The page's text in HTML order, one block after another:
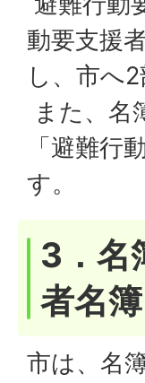
動要支援
し、市へ2
また、名
「避難行
す。
3．名
者名
市は、名